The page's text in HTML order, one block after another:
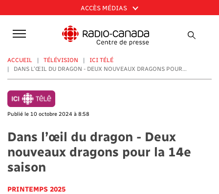
au
contenu
principal
ACCÈS MÉDIAS
ACCUEIL TÉLÉVISION
ICI TÉLÉ
DANS L’ŒIL DU DRAGON - DEUX NOUVEAUX DRAGONS POUR...
Publié le 10 octobre 2024 à 8:58
Dans l’œil du dragon - Deux
nouveaux dragons pour la 14e
saison
PRINTEMPS 2025